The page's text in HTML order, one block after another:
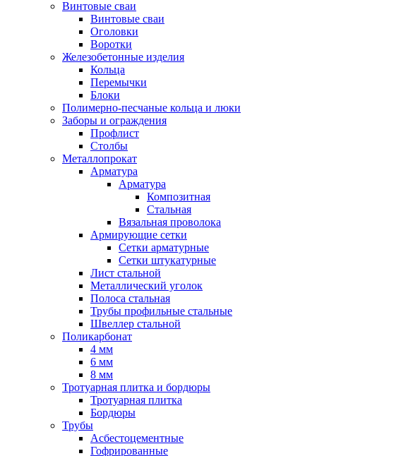
Винтовые сваи
Винтовые сваи
Оголовки
Воротки
Железобетонные изделия
Кольца
Перемычки
Блоки
Полимерно-песчаные кольца и люки
Заборы и ограждения
Профлист
Столбы
Металлопрокат
Арматура
Арматура
Композитная
Стальная
Вязальная проволока
Армирующие сетки
Сетки арматурные
Сетки штукатурные
Лист стальной
Металлический уголок
Полоса стальная
Трубы профильные стальные
Швеллер стальной
Поликарбонат
4 мм
6 мм
8 мм
Тротуарная плитка и бордюры
Тротуарная плитка
Бордюры
Трубы
Асбестоцементные
Гофрированные